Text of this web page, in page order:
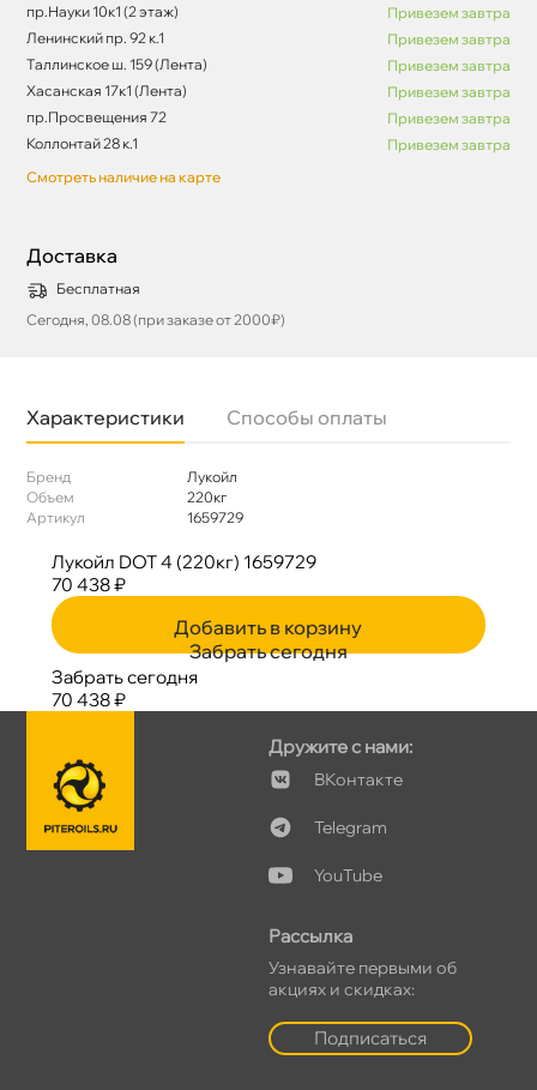
пр.Науки 10к1 (2 этаж)
Привезем завтра
Ленинский пр. 92 к.1
Привезем завтра
Таллинское ш. 159 (Лента)
Привезем завтра
Хасанская 17к1 (Лента)
Привезем завтра
пр.Просвещения 72
Привезем завтра
Коллонтай 28 к.1
Привезем завтра
Смотреть наличие на карте
Доставка
Бесплатная
Сегодня, 08.08 (при заказе от 2000₽)
Характеристики Способы оплаты
Бренд
Лукойл
Объем
220к
Артикул
1659729
Лукойл DOT 4 (220кг) 1659729
70 438 ₽
Добавить в корзину
Забрать сегодня
Забрать сегодня
70 438 ₽
Дружите с нами:
Контакте
Telegram
YouTube
Рассылка
Узнавайте первыми о
акциях и скидках:
Подписаться